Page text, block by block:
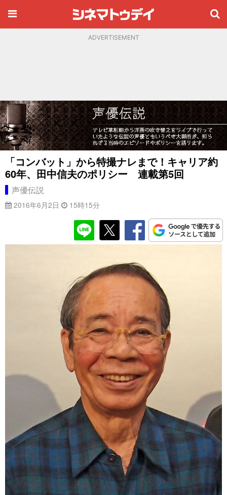
ADVERTISEMENT
「コンバット」から特撮ナレまで！キャリア約
60年、田中信夫のポリシー 連載第5回
声優伝説
2016年6月2日 15時15分